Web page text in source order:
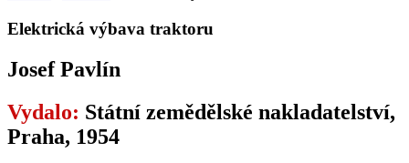
Elektrická výbava traktoru
Josef Pavlín
Vydalo: Státní zemědělské nakladatelství,
Praha, 1954